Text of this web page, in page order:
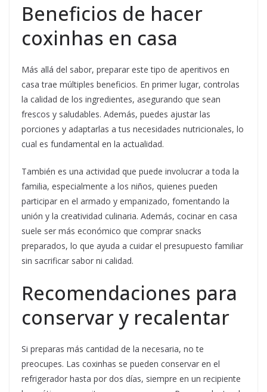
Beneficios de hacer
coxinhas en casa
Más allá del sabor, preparar este tipo de aperitivos en
casa trae múltiples beneficios. En primer lugar, controlas
la calidad de los ingredientes, asegurando que sean
frescos y saludables. Además, puedes ajustar las
porciones y adaptarlas a tus necesidades nutricionales, lo
cual es fundamental en la actualidad.
También es una actividad que puede involucrar a toda la
familia, especialmente a los niños, quienes pueden
participar en el armado y empanizado, fomentando la
unión y la creatividad culinaria. Además, cocinar en casa
suele ser más económico que comprar snacks
preparados, lo que ayuda a cuidar el presupuesto familiar
sin sacrificar sabor ni calidad.
Recomendaciones para
conservar y recalentar
Si preparas más cantidad de la necesaria, no te
preocupes. Las coxinhas se pueden conservar en el
refrigerador hasta por dos días, siempre en un recipiente